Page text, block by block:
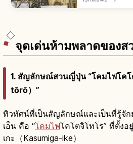
จุดเด่นห้ามพลาดของส
1. สัญลักษณ์สวนญี่ปุ่น “โคมไฟโคโ
tōrō）”
ทิวทัศน์ที่เป็นสัญลักษณ์และเป็นที่รู้จัก
เอ็น คือ “โคมไฟโคโตจิโทโร” ที่ตั้งอ
เกะ（Kasumiga-ike）